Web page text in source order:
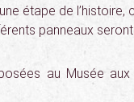
étape de l’histoire,
panneaux
au Musée